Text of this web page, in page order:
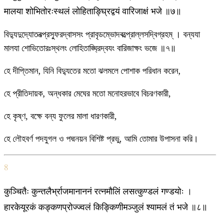
मालया शोभितोरःस्थलं लोहिताङ्घ्रिद्वयं वारिजाक्षं भजे ॥७॥
বিদ্যুদুদ্যোতবত্প্রস্ফুরদ্বাসসং প্রাবৃডম্ভোদবত্প্রোল্লসদ্বিগ্রহম্ । বন্যযা
মালযা শোভিতোরঃস্থলং লোহিতাঙ্ঘ্রিদ্বযং বারিজাক্ষং ভজে ॥৭॥
হে দীপ্তিমান, যিনি বিদ্যুতের মতো ঝলমলে পোশাক পরিধান করেন,
হে প্রীতিদায়ক, অন্ধকার মেঘের মতো মনোহরভাবে বিচরণকারী,
হে কৃষ্ণ, বক্ষে বন্য ফুলের মালা ধারণকারী,
হে লৌহবর্ণ পদযুগল ও পদ্মনয়ন বিশিষ্ট প্রভু, আমি তোমার উপাসনা করি।
8
कुञ्चितैः कुन्तलैर्भ्राजमानाननं रत्नमौलिं लसत्कुण्डलं गण्डयोः ।
हारकेयूरकं कङ्कणप्रोज्ज्वलं किङ्किणीमञ्जुलं श्यामलं तं भजे ॥८॥